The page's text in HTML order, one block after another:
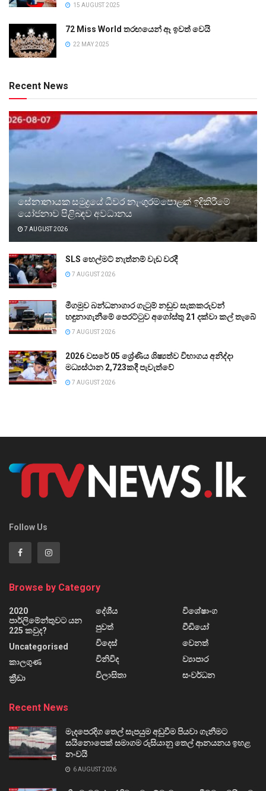
15 AUGUST 2025
72 Miss World තරඟයෙන් ඈ ඉවත් වෙයි
22 MAY 2025
Recent News
සේනානායක සමුද්‍රයේ ධීවර නැංගුරම්පොළක් ඉදිකිරීමේ
යෝජනාව පිළිබඳව අවධානය
7 AUGUST 2026
SLS හෙල්මට් නැත්නම් වැඩ වරදී
7 AUGUST 2026
මීගමුව බන්ධනාගාර ගැටුම් නඩුව සැකකරුවන්
හඳුනාගැනීමේ පෙරට්ටුව අගෝස්තු 21 දක්වා කල් තැබේ
7 AUGUST 2026
2026 වසරේ 05 ශ්‍රේණිය ශිෂ්‍යත්ව විභාගය අනිද්දා
මධ්‍යස්ථාන 2,723කදී පැවැත්වේ
7 AUGUST 2026
Follow Us
Browse by Category
2020
පාර්ලිමේන්තුවට යන
225 කවුද?
Uncategorised
කාලගුණ
ක්‍රීඩා
දේශීය
පුවත්
විදෙස්
විනිවිද
විලාසිතා
විශේෂාංග
වීඩියෝ
වෙනත්
ව්‍යාපාර
සංවර්ධන
Recent News
මැදපෙරදිග තෙල් සැපයුම අඩුවීම පියවා ගැනීමට
සයිනොපෙක් සමාගම රුසියානු තෙල් ආනයනය ඉහළ
නංවයි
6 AUGUST 2026